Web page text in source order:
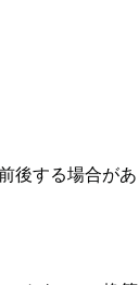
後する場合があ